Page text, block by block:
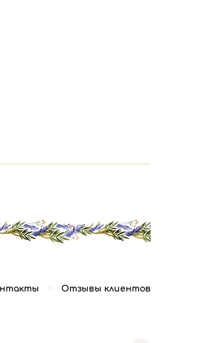
Отзывы клиентов